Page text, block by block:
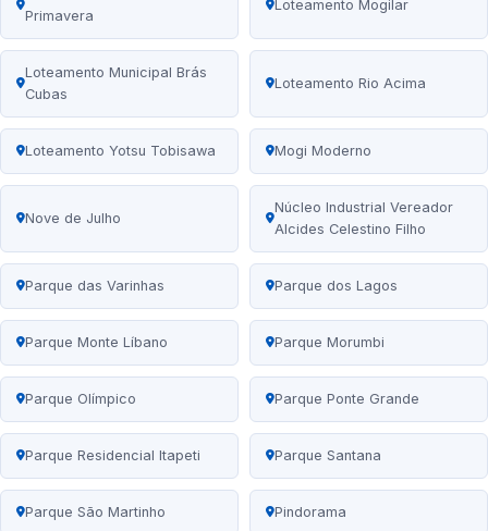
Primavera
Loteamento Mogilar
Loteamento Municipal Brás
Cubas
Loteamento Rio Acima
Loteamento Yotsu Tobisawa Mogi Moderno
Nove de Julho
Núcleo Industrial Vereador
Alcides Celestino Filho
Parque das Varinhas Parque dos Lagos
Parque Monte Líbano Parque Morumbi
Parque Olímpico Parque Ponte Grande
Parque Residencial Itapeti Parque Santana
Parque São Martinho Pindorama